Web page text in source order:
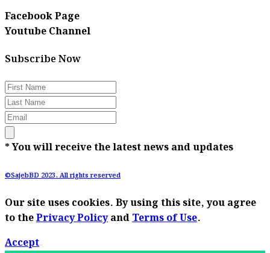
Facebook Page
Youtube Channel
Subscribe Now
* You will receive the latest news and updates
©SajebBD 2023. All rights reserved
Our site uses cookies. By using this site, you agree
to thePrivacy PolicyandTerms of Use.
Accept